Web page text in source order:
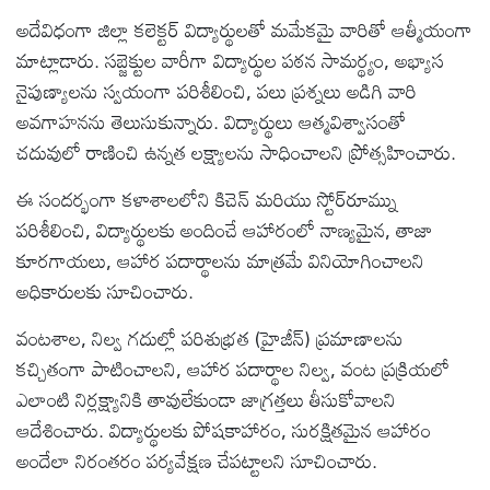
అదేవిధంగా జిల్లా కలెక్టర్ విద్యార్థులతో మమేకమై వారితో ఆత్మీయంగా
మాట్లాడారు. సబ్జెక్టుల వారీగా విద్యార్థుల పఠన సామర్థ్యం, అభ్యాస
నైపుణ్యాలను స్వయంగా పరిశీలించి, పలు ప్రశ్నలు అడిగి వారి
అవగాహనను తెలుసుకున్నారు. విద్యార్థులు ఆత్మవిశ్వాసంతో
చదువులో రాణించి ఉన్నత లక్ష్యాలను సాధించాలని ప్రోత్సహించారు.
ఈ సందర్భంగా కళాశాలలోని కిచెన్ మరియు స్టోర్‌రూమ్ను
పరిశీలించి, విద్యార్థులకు అందించే ఆహారంలో నాణ్యమైన, తాజా
కూరగాయలు, ఆహార పదార్థాలను మాత్రమే వినియోగించాలని
అధికారులకు సూచించారు.
వంటశాల, నిల్వ గదుల్లో పరిశుభ్రత (హైజీన్) ప్రమాణాలను
కచ్చితంగా పాటించాలని, ఆహార పదార్థాల నిల్వ, వంట ప్రక్రియలో
ఎలాంటి నిర్లక్ష్యానికి తావులేకుండా జాగ్రత్తలు తీసుకోవాలని
ఆదేశించారు. విద్యార్థులకు పోషకాహారం, సురక్షితమైన ఆహారం
అందేలా నిరంతరం పర్యవేక్షణ చేపట్టాలని సూచించారు.